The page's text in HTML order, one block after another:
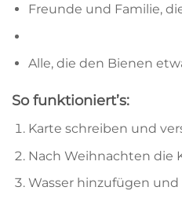
Freunde und Familie,
Alle, die den Bienen
So funktioniert’s:
Karte schreiben und
Nach Weihnachten die
Wasser hinzufügen